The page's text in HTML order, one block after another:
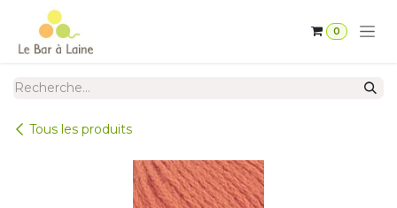
Se rendre au contenu
0
Tous les produits